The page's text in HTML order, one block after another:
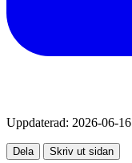
Uppdaterad: 2026-06-16
Dela Skriv ut sidan